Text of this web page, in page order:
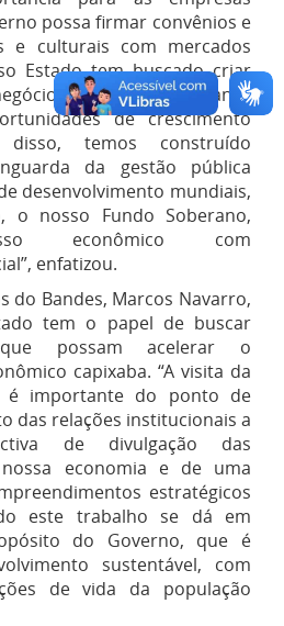
possa firmar convênios e
e culturais com mercados
Estado tem buscado criar
que alie segurança
de crescimento
disso, temos construído
da gestão pública
desenvolvimento mundiais,
o nosso Fundo Soberano,
econômico com
enfatizou.
do Bandes, Marcos Navarro,
tem o papel de buscar
possam acelerar o
capixaba. “A visita da
é importante do ponto de
das relações institucionais a
de divulgação das
economia e de uma
estratégicos
este trabalho se dá em
do Governo, que é
sustentável, com
de vida da população